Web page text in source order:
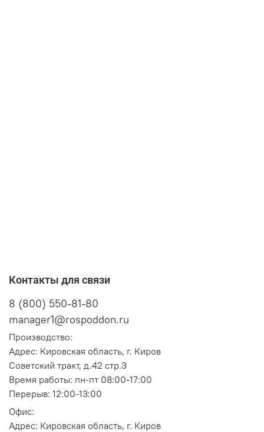
Контакты для связи
8 (800) 550-81-80
manager1@rospoddon.ru
Производство:
Адрес: Кировская область, г. Киров
Советский тракт, д.42 стр.3
Время работы: пн-пт 08:00-17:00
Перерыв: 12:00-13:00
Офис:
Адрес: Кировская область, г. Киров